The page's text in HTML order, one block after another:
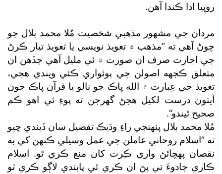
روپيا ادا ڪندا آهن.
مردان جي مشهور مذهبي شخصيت مُلا محمد بلال جو
چوڻ آهي ته ”مذهب ۾ تعويذ نويسي يا تعويذ تيار ڪرڻ
جي اجازت صرف ان صورت ۾ ئي مليل آهي جڏهن ان
متعلق ڪجهه اصولن جي پوئواري ڪئي ويندي هجي،
تعويذ جي عِبارت ۾ الله پاڪ جو نالو يا قرآن پاڪ جون
آيتون درست لکيل هجڻ گھرجن ته پوءِ ئي اهو ڪم
صحيح ٿيندو“.
مُلا محمد بلال پنهنجي راءِ وڌيڪ تفصيل سان ڏيندي چيو
ته ”اسلام روحاني عاملن جي عمل وسيلي ڪنهن کي به
نقصان پهچائڻ واري ڪِرت کان منع ڪري ٿو. اسلام
ڪاري جادوءَ تي پڻ ان ڪري ئي پابندي لاڳو ڪري ٿو